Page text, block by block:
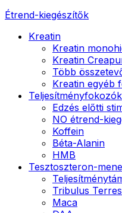
Étrend-kiegészítők
Kreatin
Kreatin
Kreatin
Több
Kreatin egyéb
Teljesítményfokozók
Edzés előtti
NO étrend-
Koffein
Béta-Alanin
HMB
Tesztoszteron-
Tribulus
Maca